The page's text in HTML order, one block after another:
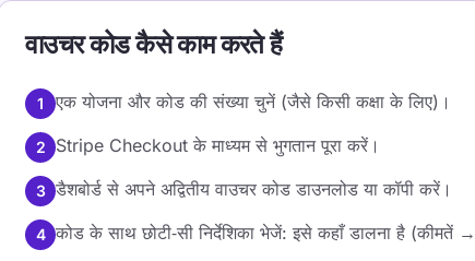
वाउचर कोड कैसे काम करते हैं
1 एक योजना और कोड की संख्या चुनें (जैसे किसी कक्षा के लिए)।
2 Stripe Checkout के माध्यम से भुगतान पूरा करें।
3 डैशबोर्ड से अपने अद्वितीय वाउचर कोड डाउनलोड या कॉपी करें।
4 कोड के साथ छोटी‑सी निर्देशिका भेजें: इसे कहाँ डालना है (कीमतें